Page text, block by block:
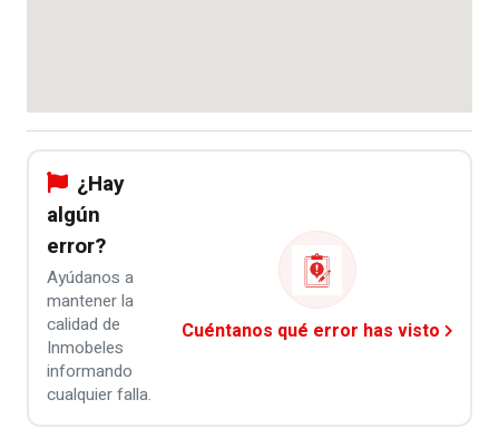
¿Hay
algún
error?
Ayúdanos a
mantener la
calidad de
Inmobeles
informando
cualquier falla.
Cuéntanos qué error has visto